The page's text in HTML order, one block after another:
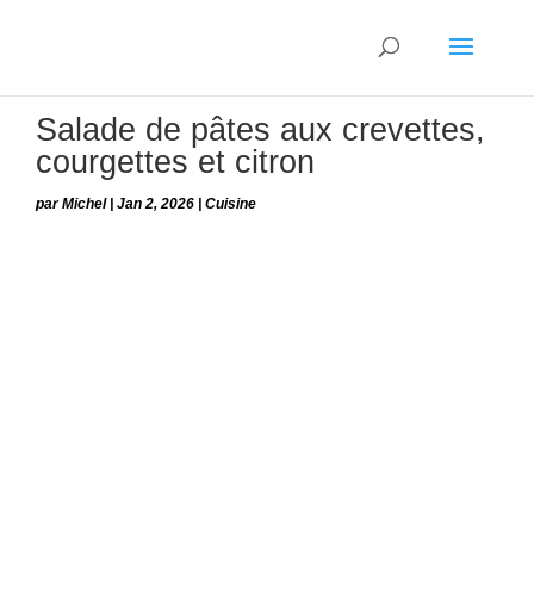
Salade de pâtes aux crevettes,
courgettes et citron
parMichel| Jan 2, 2026 Cuisine